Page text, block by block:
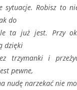
sytuacje. Robisz to
do
ta już jest. Przy
dzięki
trzymanki i
pewne,
nudę narzekać nie